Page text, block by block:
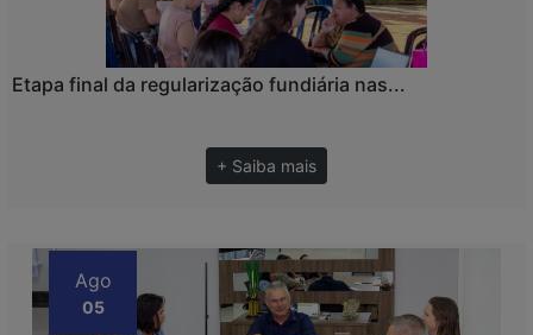
Etapa final da regularização fundiária nas...
+ Saiba mais
Ago
05